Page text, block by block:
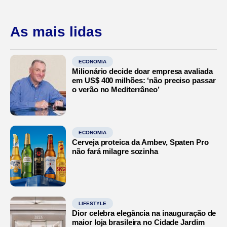
As mais lidas
ECONOMIA
Milionário decide doar empresa avaliada
em US$ 400 milhões: ‘não preciso passar
o verão no Mediterrâneo’
ECONOMIA
Cerveja proteica da Ambev, Spaten Pro
não fará milagre sozinha
LIFESTYLE
Dior celebra elegância na inauguração de
maior loja brasileira no Cidade Jardim